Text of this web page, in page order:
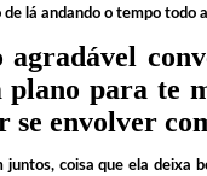
lá andando o tempo
para te
se envolver
coisa que ela deixa